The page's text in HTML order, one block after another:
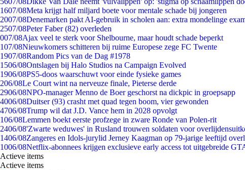
1607/08Meta krijgt half miljard boete voor mentale schade bij jongeren
2007/08Denemarken pakt AI-gebruik in scholen aan: extra mondelinge
2507/08Peter Faber (82) overleden
007/08Ajax veel te sterk voor Shelbourne, maar houdt schade beperkt
107/08Nieuwkomers schitteren bij ruime Europese zege FC Twente
1907/08Random Pics van de Dag #1978
1506/08Ontslagen bij Halo Studios na Campaign Evolved
1906/08PS5-doos waarschuwt voor einde fysieke games
206/08Le Court wint na nerveuze finale, Pieterse derde
2906/08NPO-manager Menno de Boer geschorst na dickpic in groepsapp
4006/08Duitser (93) crasht met quad tegen boom, vier gewonden
4706/08Trump wil dat J.D. Vance hem in 2028 opvolgt
106/08Lemmen boekt eerste profzege in zware Ronde van Polen-rit
2406/08'Zwarte weduwes' in Rusland trouwen soldaten voor
1406/08Zangeres en Idols-jurylid Jerney Kaagman op 79-jarige leeftijd
1006/08Netflix-abonnees krijgen exclusieve early access tot uitgebreide
Actieve items
Actieve items